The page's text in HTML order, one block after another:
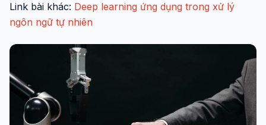
Link bài khác: Deep learning ứng dụng trong xử lý
ngôn ngữ tự nhiên